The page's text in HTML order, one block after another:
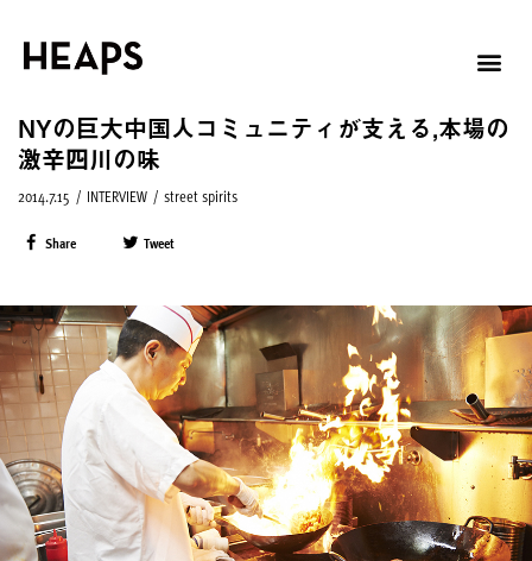
NYの巨大中国人コミュニティが支える,本場の
激辛四川の味
2014.7.15 / INTERVIEW / street spirits
Share Tweet